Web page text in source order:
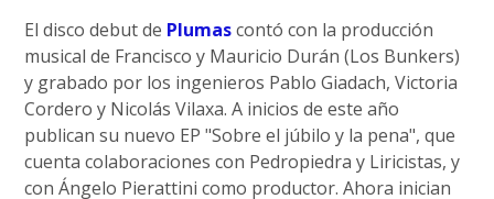
El disco debut de Plumascontó con la producción
musical de Francisco y Mauricio Durán (Los Bunkers)
y grabado por los ingenieros Pablo Giadach, Victoria
Cordero y Nicolás Vilaxa. A inicios de este año
publican su nuevo EP "Sobre el júbilo y la pena", que
cuenta colaboraciones con Pedropiedra y Liricistas, y
con Ángelo Pierattini como productor. Ahora inician